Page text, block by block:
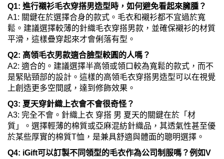
Q1: 進行襯衫毛衣穿搭男造型時，如何避免看起來臃腫？
A1: 關鍵在於選擇合身的款式。毛衣和襯衫都不宜過於寬
鬆。建議選擇較薄的針織毛衣穿搭男款，並確保襯衫的材質
平滑，這樣疊穿起來才會俐落有型。
Q2: 高領毛衣男款適合臉型較圓的人嗎？
A2: 適合的。建議選擇半高領或領口較為寬鬆的款式，而不
是緊貼頸部的設計。這樣的高領毛衣穿搭男造型可以在視覺
上創造更多空間感，達到修飾效果。
Q3: 夏天穿針織上衣會不會很奇怪？
A3: 完全不會。針織上衣 穿搭 男 夏天的關鍵在於「材
質」。選擇輕薄的棉質或亞麻混紡針織品，其透氣性甚至優
於某些厚實的棉質T恤，是兼具舒適與體面的聰明選擇。
Q4: iGift可以訂製不同領型的毛衣作為公司制服嗎？例如V